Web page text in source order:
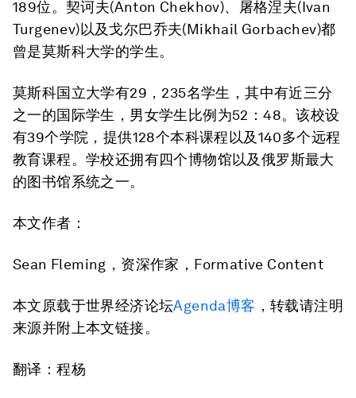
189位。契诃夫(Anton Chekhov)、屠格涅夫(Ivan
Turgenev)以及戈尔巴乔夫(Mikhail Gorbachev)都
曾是莫斯科大学的学生。
莫斯科国立大学有29，235名学生，其中有近三分
之一的国际学生，男女学生比例为52：48。该校设
有39个学院，提供128个本科课程以及140多个远程
教育课程。学校还拥有四个博物馆以及俄罗斯最大
的图书馆系统之一。
本文作者：
Sean Fleming，资深作家，Formative Content
本文原载于世界经济论坛Agenda博客 ，转载请注明
来源并附上本文链接。
翻译：程杨